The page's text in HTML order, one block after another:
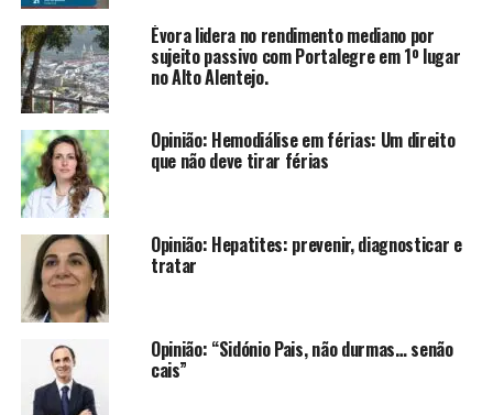
Évora lidera no rendimento mediano por
sujeito passivo com Portalegre em 1º lugar
no Alto Alentejo.
Opinião: Hemodiálise em férias: Um direito
que não deve tirar férias
Opinião: Hepatites: prevenir, diagnosticar e
tratar
Opinião: “Sidónio Pais, não durmas… senão
cais”